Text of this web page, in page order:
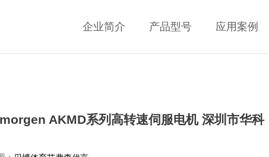
企业简介 产品型号 应用案例
AKMD系列高转速伺服电机 深圳市华科